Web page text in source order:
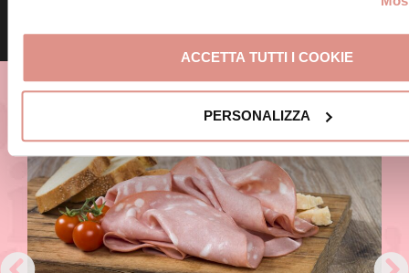
ACCETTA TUTTI I COOKIE
PERSONALIZZA
Non perdere le nostre NEWS